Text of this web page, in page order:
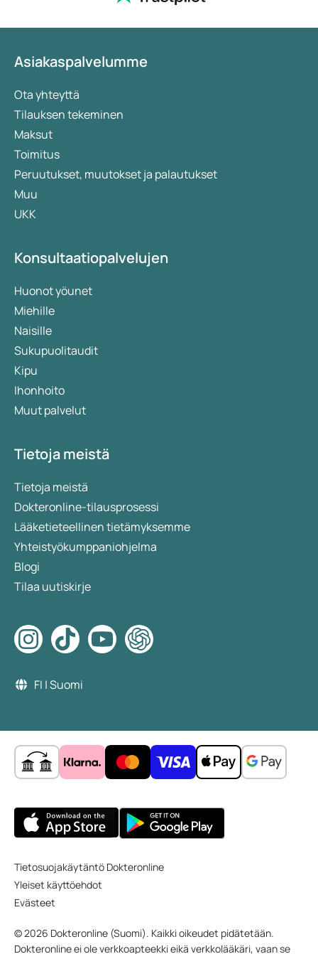
Asiakaspalvelumme
Ota yhteyttä
Tilauksen tekeminen
Maksut
Toimitus
Peruutukset, muutokset ja palautukset
Muu
UKK
Konsultaatiopalvelujen
Huonot yöunet
Miehille
Naisille
Sukupuolitaudit
Kipu
Ihonhoito
Muut palvelut
Tietoja meistä
Tietoja meistä
Dokteronline-tilausprosessi
Lääketieteellinen tietämyksemme
Yhteistyökumppaniohjelma
Blogi
Tilaa uutiskirje
FI | Suomi
Tietosuojakäytäntö Dokteronline
Yleiset käyttöehdot
Evästeet
© 2026 Dokteronline (Suomi). Kaikki oikeudet pidätetään.
Dokteronline ei ole verkkoapteekki eikä verkkolääkäri, vaan se